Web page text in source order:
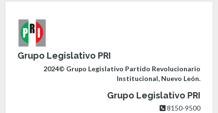
Grupo Legislativo PRI
2024© Grupo Legislativo Partido Revolucionario
Institucional, Nuevo León.
Grupo Legislativo PRI
8150-9500